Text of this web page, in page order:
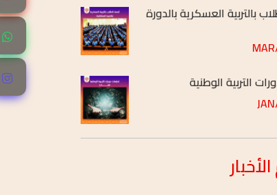
التربية الوطنية
التربية العسكرية
الأخبار